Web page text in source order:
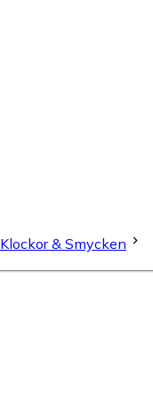
Klockor & Smycken